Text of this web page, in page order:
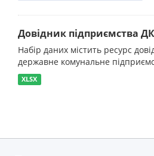
Довідник підприємства
Набір даних містить ресурс
державне комунальне
XLSX